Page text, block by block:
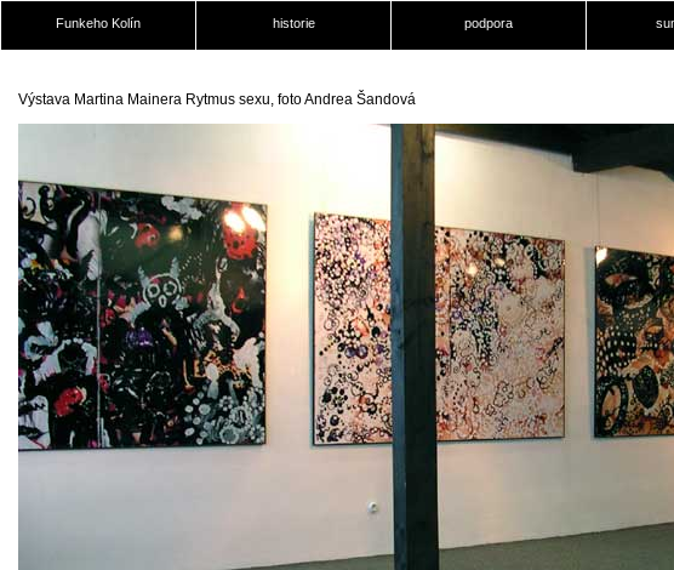
Funkeho Kolín historie podpora
Výstava Martina Mainera Rytmus sexu, foto Andrea Šandová